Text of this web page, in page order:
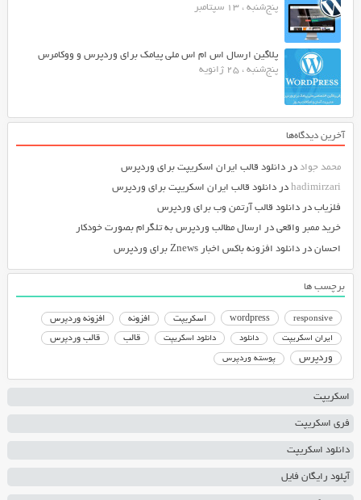
پنج‌شنبه ، 13 سپتامبر
پلاگین ارسال اس ام اس ملی پیامک برای وردپرس و ووکامرس
پنج‌شنبه ، 25 ژانویه
آخرین دیدگاه‌ها
محمد جواددر دانلود قالب ایران اسکریپت برای وردپرس
hadimirzariدر دانلود قالب ایران اسکریپت برای وردپرس
فلزیابدر دانلود قالب آرتمن وب برای وردپرس
خرید ممبر واقعیدر ارسال مطالب وردپرس به تلگرام بصورت خودکار
احساندر دانلود افزونه باکس اخبار Znews برای وردپرس
برچسب ها
responsive
wordpress اسکریپت افزونه افزونه وردپرس
ایران اسکریپت دانلود دانلود اسکریپت قالب قالب وردپرس
وردپرس پوسته وردپرس
اسکریپت
فری اسکریپت
دانلود اسکریپت
آپلود رایگان فایل